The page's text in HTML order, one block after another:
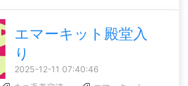
エマーキット殿堂入
り
2025-12-11 07:40:46